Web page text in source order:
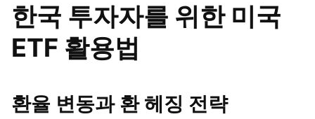
한국 투자자를 위한 미국
ETF 활용법
환율 변동과 환 헤징 전략